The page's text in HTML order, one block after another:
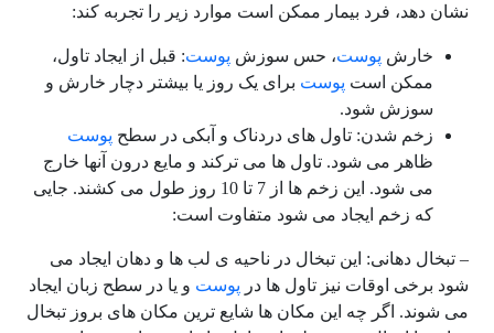
نشان دهد، فرد بیمار ممکن است موارد زیر را تجربه کند:
خارش پوست، حس سوزش پوست: قبل از ایجاد تاول،
ممکن است پوست برای یک روز یا بیشتر دچار خارش و
سوزش شود.
زخم شدن: تاول های دردناک و آبکی در سطح پوست
ظاهر می شود. تاول ها می ترکند و مایع درون آنها خارج
می شود. این زخم ها از 7 تا 10 روز طول می کشند. جایی
که زخم ایجاد می شود متفاوت است:
– تبخال دهانی: این تبخال در ناحیه ی لب ها و دهان ایجاد می
شود برخی اوقات نیز تاول ها در پوست و یا در سطح زبان ایجاد
می شوند. اگر چه این مکان ها شایع ترین مکان های بروز تبخال